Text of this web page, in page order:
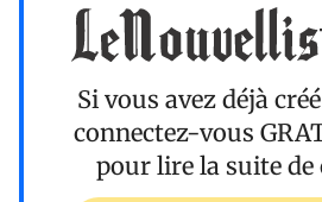
Si vous avez déjà
connectez-vous
pour lire la suite de